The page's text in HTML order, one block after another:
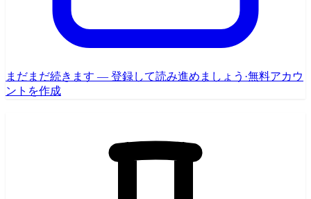
まだまだ続きます — 登録して読み進めましょう ·無料アカウ
ントを作成